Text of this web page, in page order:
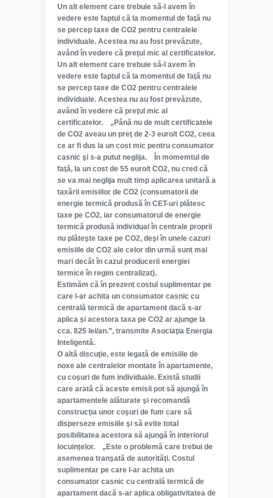
Un alt element care trebuie să-l avem în
vedere este faptul că la momentul de faţă nu
se percep taxe de CO2 pentru centralele
individuale. Acestea nu au fost prevăzute,
având în vedere că preţul mic al certificatelor.
Un alt element care trebuie să-l avem în
vedere este faptul că la momentul de faţă nu
se percep taxe de CO2 pentru centralele
individuale. Acestea nu au fost prevăzute,
având în vedere că preţul mic al
certificatelor. „Până nu de mult certificatele
de CO2 aveau un preţ de 2-3 euro/t CO2, ceea
ce ar fi dus la un cost mic pentru consumator
casnic şi s-a putut neglija. În momemtul de
faţă, la un cost de 55 euro/t CO2, nu cred că
se va mai neglija mult timp aplicarea unitară a
taxării emisiilor de CO2 (consumatorii de
energie termică produsă în CET-uri plătesc
taxe pe CO2, iar consumatorul de energie
termică produsă individual în centrale proprii
nu plăteşte taxe pe CO2, deşi în unele cazuri
emisiile de CO2 ale celor din urmă sunt mai
mari decât în cazul producerii energiei
termice în regim centralizat).
Estimăm că în prezent costul suplimentar pe
care l-ar achita un consumator casnic cu
centrală termică de apartament dacă s-ar
aplica şi acestora taxa pe CO2 ar ajunge la
cca. 825 lei/an.”, transmite Asociaţia Energia
Inteligentă.
O altă discuţie, este legată de emisiile de
noxe ale centralelor montate în apartamente,
cu coşuri de fum individuale. Există studii
care arată că aceste emisii pot să ajungă în
apartamentele alăturate şi recomandă
construcţia unor coşuri de fum care să
disperseze emisiile şi să evite total
posibilitatea acestora să ajungă în interiorul
locuinţelor. „Este o problemă care trebui de
asemenea tranşată de autorităţi. Costul
suplimentar pe care l-ar achita un
consumator casnic cu centrală termică de
apartament dacă s-ar aplica obligativitatea de